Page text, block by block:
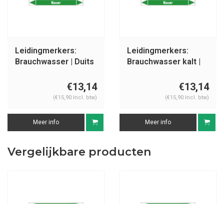
Leidingmerkers:
Brauchwasser | Duits
€13,14
(€15,90 Incl. btw)
Meer info
Leidingmerkers:
Brauchwasser kalt |
€13,14
(€15,90 Incl. btw)
Meer info
Vergelijkbare producten